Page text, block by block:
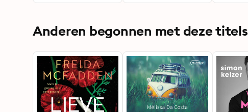
Anderen begonnen met deze titels